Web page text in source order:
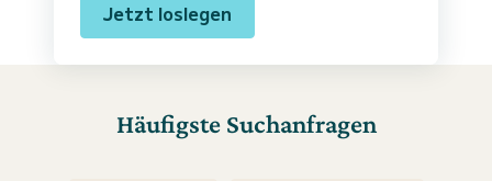
Jetzt loslegen
Häufigste Suchanfragen